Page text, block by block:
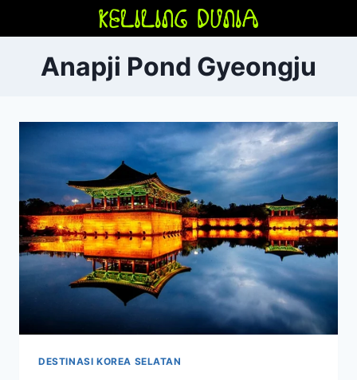
Anapji Pond Gyeongju
DESTINASI KOREA SELATAN